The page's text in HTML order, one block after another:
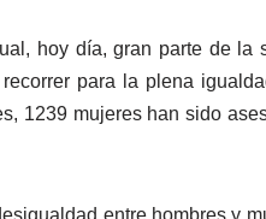
hoy día, gran parte de la
para la plena
1239 mujeres han sido
entre hombres y